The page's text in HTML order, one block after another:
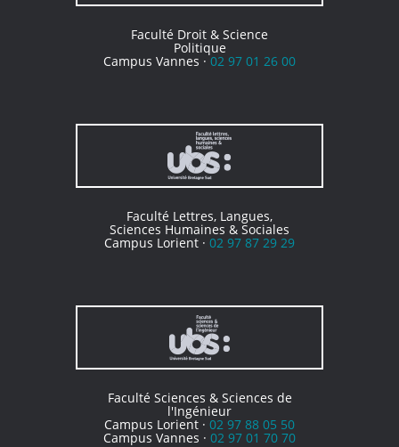
Faculté Droit & Science
Politique
Campus Vannes ·02 97 01 26 00
Faculté Lettres, Langues,
Sciences Humaines & Sociales
Campus Lorient · 02 97 87 29 29
Faculté Sciences & Sciences de
l'Ingénieur
Campus Lorient · 02 97 88 05 50
Campus Vannes · 02 97 01 70 70